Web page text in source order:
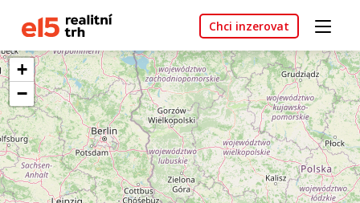
Chci inzerovat
+
−